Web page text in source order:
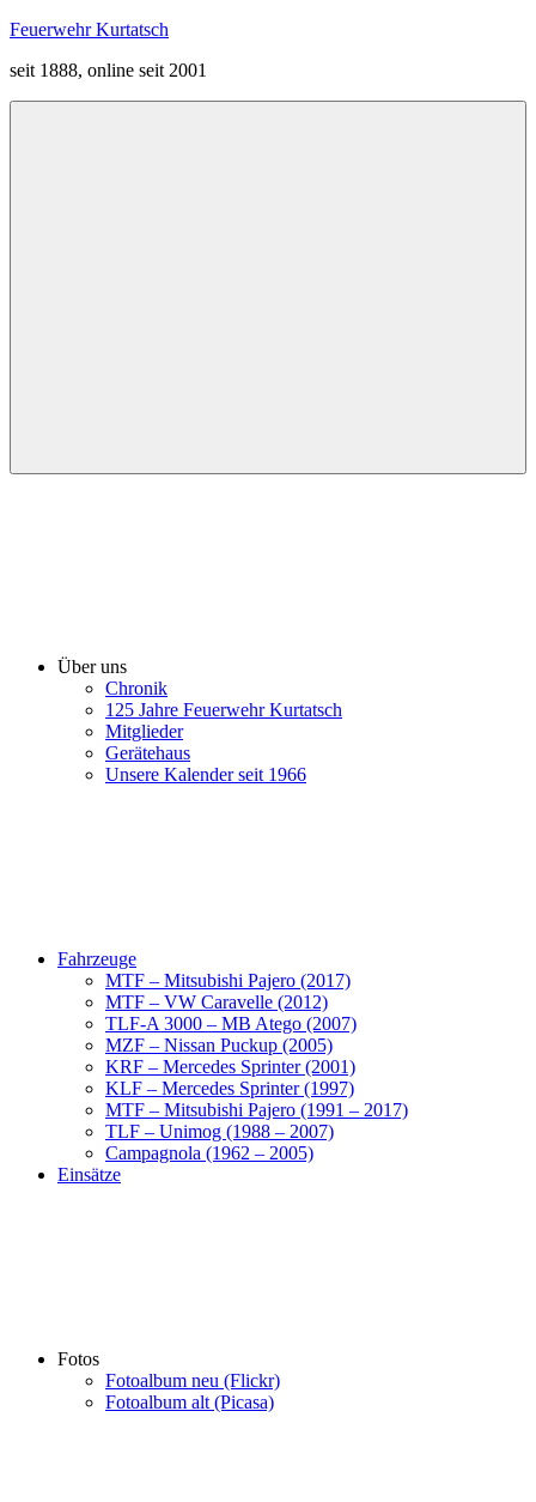
Zum
springen
Feuerwehr Kurtatsch
seit 1888, online seit 2001
Über uns
Chronik
125 Jahre Feuerwehr Kurtatsch
Mitglieder
Gerätehaus
Unsere Kalender seit 1966
Fahrzeuge
MTF – Mitsubishi Pajero (2017)
MTF – VW Caravelle (2012)
TLF-A 3000 – MB Atego (2007)
MZF – Nissan Puckup (2005)
KRF – Mercedes Sprinter (2001)
KLF – Mercedes Sprinter (1997)
MTF – Mitsubishi Pajero (1991 – 2017)
TLF – Unimog (1988 – 2007)
Campagnola (1962 – 2005)
Einsätze
Fotos
Fotoalbum neu (Flickr)
Fotoalbum alt (Picasa)